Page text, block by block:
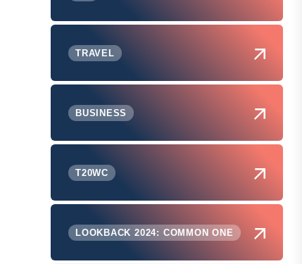
TRAVEL
BUSINESS
T20WC
LOOKBACK 2024: COMMON ONE